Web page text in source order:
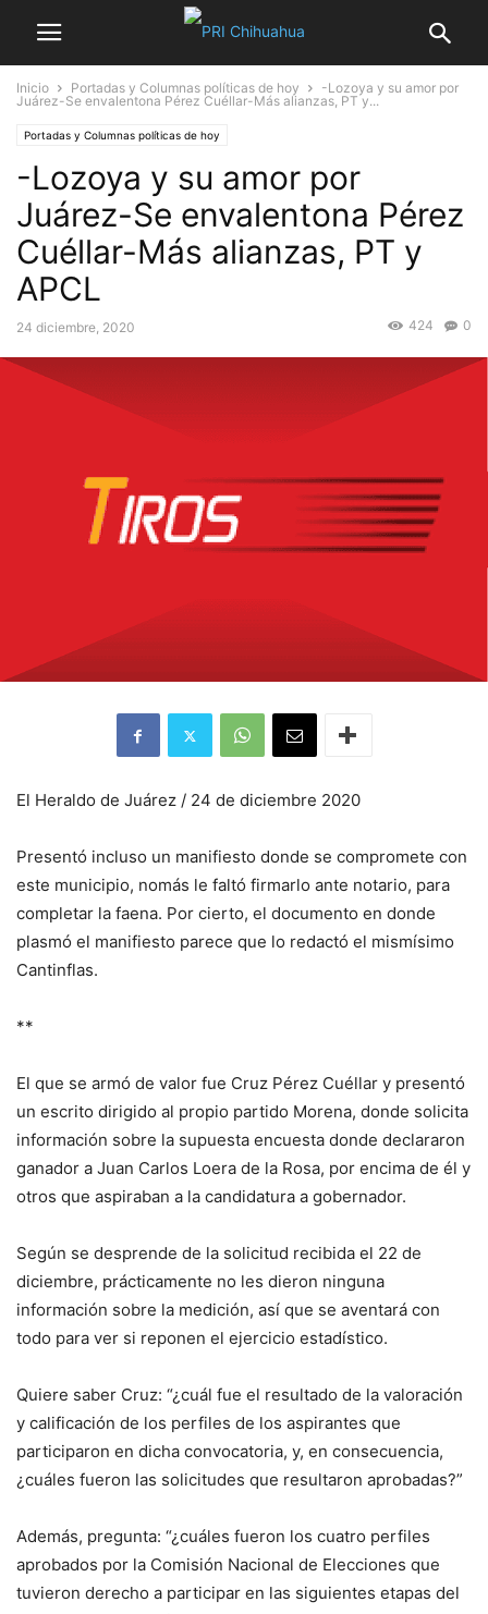
Inicio Portadas y Columnas políticas de hoy
-Lozoya y su amor por
Juárez-Se envalentona Pérez Cuéllar-Más alianzas, PT y...
Portadas y Columnas políticas de hoy
-Lozoya y su amor por
Juárez-Se envalentona Pérez
Cuéllar-Más alianzas, PT y
APCL
24 diciembre, 2020 0
424
El Heraldo de Juárez / 24 de diciembre 2020
Presentó incluso un manifiesto donde se compromete con
este municipio, nomás le faltó firmarlo ante notario, para
completar la faena. Por cierto, el documento en donde
plasmó el manifiesto parece que lo redactó el mismísimo
Cantinflas.
**
El que se armó de valor fue Cruz Pérez Cuéllar y presentó
un escrito dirigido al propio partido Morena, donde solicita
información sobre la supuesta encuesta donde declararon
ganador a Juan Carlos Loera de la Rosa, por encima de él y
otros que aspiraban a la candidatura a gobernador.
Según se desprende de la solicitud recibida el 22 de
diciembre, prácticamente no les dieron ninguna
información sobre la medición, así que se aventará con
todo para ver si reponen el ejercicio estadístico.
Quiere saber Cruz: “¿cuál fue el resultado de la valoración
y calificación de los perfiles de los aspirantes que
participaron en dicha convocatoria, y, en consecuencia,
¿cuáles fueron las solicitudes que resultaron aprobadas?”
Además, pregunta: “¿cuáles fueron los cuatro perfiles
aprobados por la Comisión Nacional de Elecciones que
tuvieron derecho a participar en las siguientes etapas del